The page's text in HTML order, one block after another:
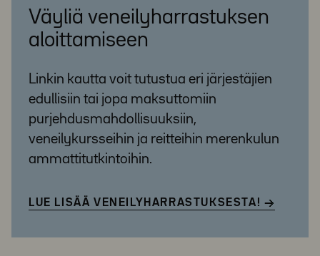
Väyliä veneilyharrastuksen
aloittamiseen
Linkin kautta voit tutustua eri järjestäjien
edullisiin tai jopa maksuttomiin
purjehdusmahdollisuuksiin,
veneilykursseihin ja reitteihin merenkulun
ammattitutkintoihin.
LUE LISÄÄ VENEILYHARRASTUKSESTA!